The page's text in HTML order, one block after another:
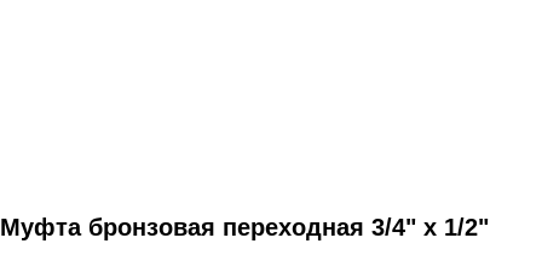
Муфта бронзовая переходная 3/4" x 1/2"